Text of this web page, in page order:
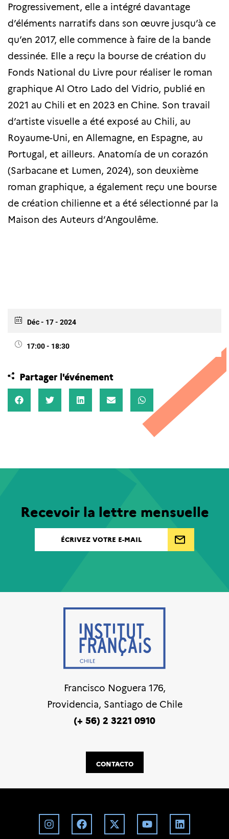
Progressivement, elle a intégré davantage
d’éléments narratifs dans son œuvre jusqu’à ce
qu’en 2017, elle commence à faire de la bande
dessinée. Elle a reçu la bourse de création du
Fonds National du Livre pour réaliser le roman
graphique Al Otro Lado del Vidrio, publié en
2021 au Chili et en 2023 en Chine. Son travail
d’artiste visuelle a été exposé au Chili, au
Royaume-Uni, en Allemagne, en Espagne, au
Portugal, et ailleurs. Anatomía de un corazón
(Sarbacane et Lumen, 2024), son deuxième
roman graphique, a également reçu une bourse
de création chilienne et a été sélectionné par la
Maison des Auteurs d’Angoulême.
Déc - 17 - 2024
17:00 - 18:30
Partager l'événement
Recevoir la lettre mensuelle
Francisco Noguera 176,
Providencia, Santiago de Chile
(+ 56) 2 3221 0910
CONTACTO